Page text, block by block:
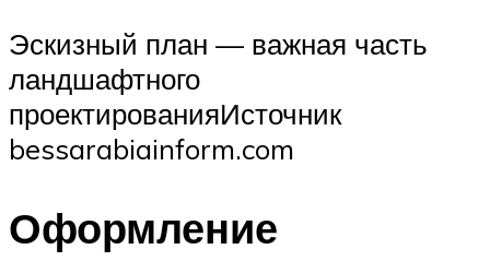
Эскизный план — важная часть
ландшафтного
проектированияИсточник
bessarabiainform.com
Оформление